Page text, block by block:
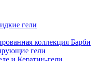
гели
коллекция Барби
гели
и Кератин-гели